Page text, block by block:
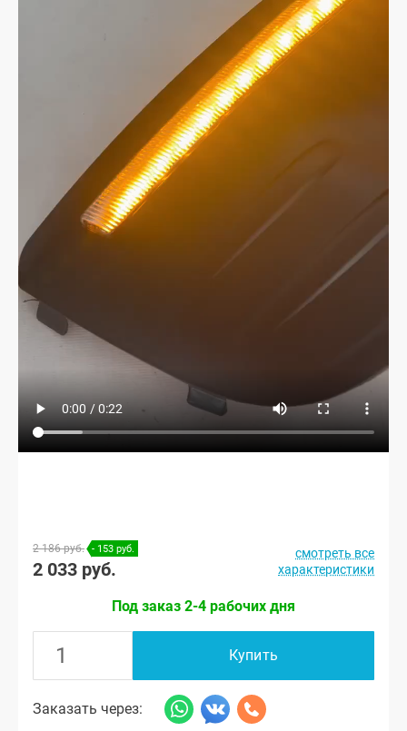
2 186 руб. - 153 руб.
2 033 руб.
смотреть все
характеристики
Под заказ 2-4 рабочих дня
Купить
Заказать через: